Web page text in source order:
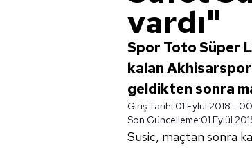
vardı"
Spor Toto Süper
kalan
geldikten sonra
Giriş Tarihi:01 Eylül 2018 -
Son Güncelleme:01 Eylül
Susic, maçtan sonra